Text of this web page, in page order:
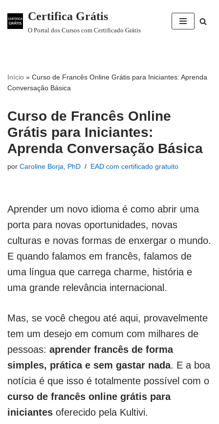
Pular
Certifica Grátis
O Portal dos Cursos com Certificado Grátis
Início » Curso de Francês Online Grátis para Iniciantes: Aprenda
Conversação Básica
Curso de Francês Online
Grátis para Iniciantes:
Aprenda Conversação Básica
por Caroline Borja, PhD EAD com certificado gratuito
Aprender um novo idioma é como abrir uma
porta para novas oportunidades, novas
culturas e novas formas de enxergar o mundo.
E quando falamos em francês, falamos de
uma língua que carrega charme, história e
uma grande relevância internacional.
Mas, se você chegou até aqui, provavelmente
tem um desejo em comum com milhares de
pessoas: aprender francês de forma
simples, prática e sem gastar nada. E a boa
notícia é que isso é totalmente possível com o
curso de francês online grátis para
iniciantes oferecido pela Kultivi.